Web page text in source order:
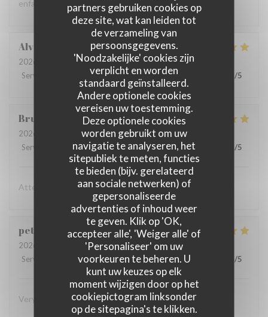
partners gebruiken cookies op
deze site, wat kan leiden tot
de verzameling van
persoonsgegevens.
'Noodzakelijke' cookies zijn
verplicht en worden
standaard geïnstalleerd.
Andere optionele cookies
vereisen uw toestemming.
Deze optionele cookies
worden gebruikt om uw
navigatie te analyseren, het
sitepubliek te meten, functies
te bieden (bijv. gerelateerd
aan sociale netwerken) of
gepersonaliseerde
advertenties of inhoud weer
te geven. Klik op 'OK,
accepteer alle', 'Weiger alle' of
'Personaliseer' om uw
voorkeuren te beheren. U
kunt uw keuzes op elk
moment wijzigen door op het
cookiepictogram linksonder
op de sitepagina's te klikken.
enfants.
Alvaro
2026-08-01
- 20:15 - Gasten 3
Service
Atmosfeer : 5/5 Keuken: 5 /5 Kwaliteit / Prijs /5
Bruno
2026-08-03
- 21:15 - Gasten 2
Service
Atmosfeer:5/5 Keuken:5/5 Kwaliteit / Prijs /5
Attenzione al cliente massima e cibo eccellente
peter
2026-08-03
- 19:45 - Gasten 2
Service
Atmosfeer:4/5 Keuken: 5/5 Kwaliteit / Prijs /5
Very superior in every way! Eager to return!